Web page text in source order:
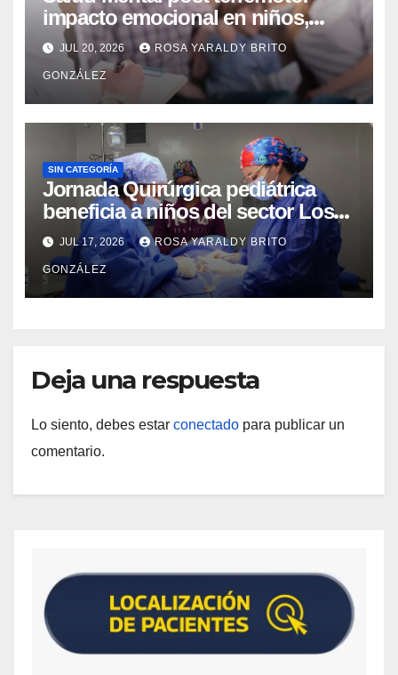
impacto emocional en niños,
niñas, adolescentes y madres
JUL 20, 2026 ROSA YARALDY BRITO
GONZÁLEZ
SIN CATEGORÍA
Jornada Quirúrgica pediátrica
beneficia a niños del sector Los
Curos
JUL 17, 2026 ROSA YARALDY BRITO
GONZÁLEZ
Deja una respuesta
Lo siento, debes estar conectado para publicar un
comentario.